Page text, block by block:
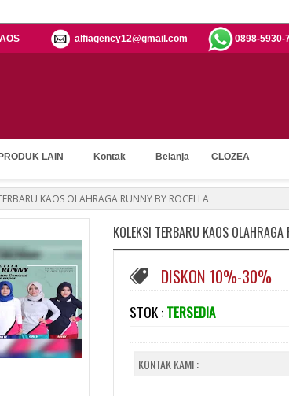
0898-5930-
alfiagency12@gmail.com
PRODUK LAIN Kontak Belanja CLOZEA
KAOS OLAHRAGA RUNNY BY ROCELLA
KOLEKSI TERBARU KAOS
DISKON 10%-30%
STOK : TERSEDIA
KONTAK KAMI :